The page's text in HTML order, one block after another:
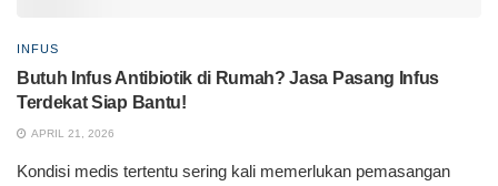
INFUS
Butuh Infus Antibiotik di Rumah? Jasa Pasang Infus
Terdekat Siap Bantu!
APRIL 21, 2026
Kondisi medis tertentu sering kali memerlukan pemasangan